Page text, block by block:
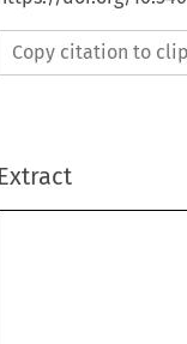
Copy citation to
Extract